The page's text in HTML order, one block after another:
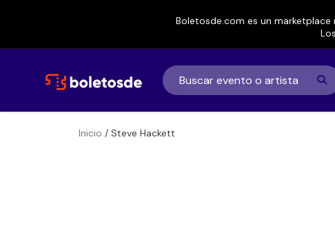
Boletosde.com es un
Inicio / Steve Hackett